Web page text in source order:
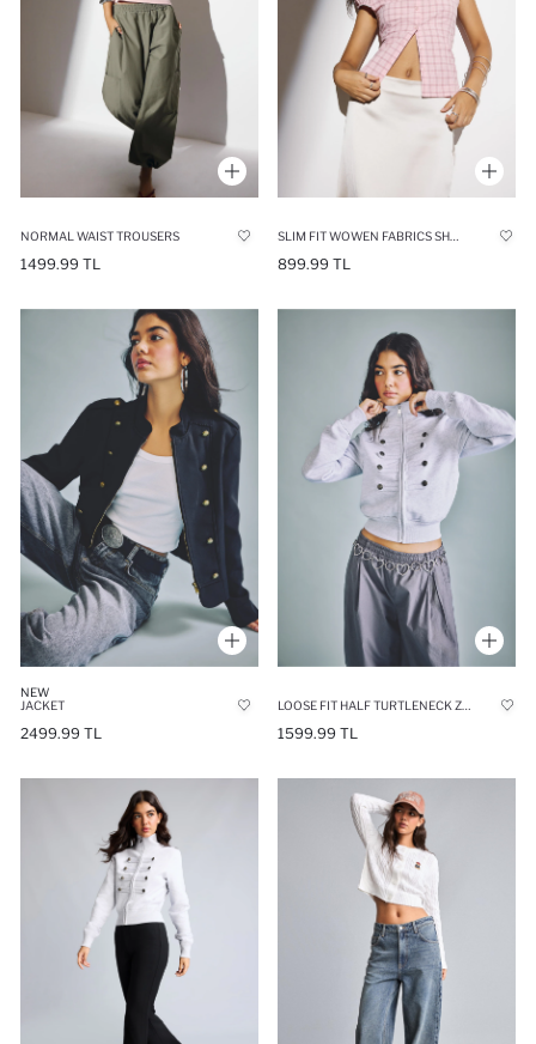
NORMAL WAIST TROUSERS
1499.99 TL 899.99 TL
NEW
JACKET
2499.99 TL 1599.99 TL